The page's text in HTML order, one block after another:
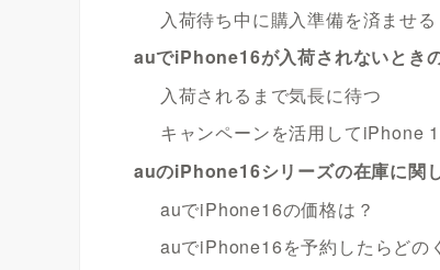
入荷待ち中に購入準備を済ませる
auでiPhone16が入荷されないとき
入荷されるまで気長に待つ
キャンペーンを活用してiPhone
auのiPhone16シリーズの在庫に関
auでiPhone16の価格は？
auでiPhone16を予約したらどの